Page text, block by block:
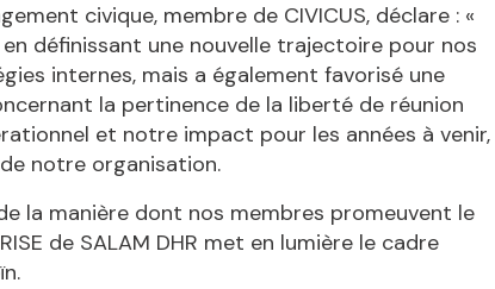
civique, membre de CIVICUS, déclare : «
définissant une nouvelle trajectoire pour nos
internes, mais a également favorisé une
la pertinence de la liberté de réunion
et notre impact pour les années à venir,
notre organisation.
la manière dont nos membres promeuvent le
de SALAM DHR met en lumière le cadre